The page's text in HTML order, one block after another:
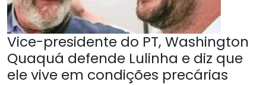
Vice-presidente do PT, Washington
Quaquá defende Lulinha e diz que
ele vive em condições precárias